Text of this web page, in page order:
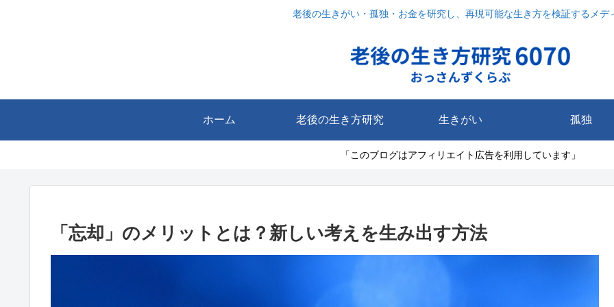
老後の生きがい・孤独・お金を研究し、再現可能な生き方を検証するメデ
ホーム 老後の生き方研究 生きがい 孤独
「このブログはアフィリエイト広告を利用しています」
「忘却」のメリットとは？新しい考えを生み出す方法